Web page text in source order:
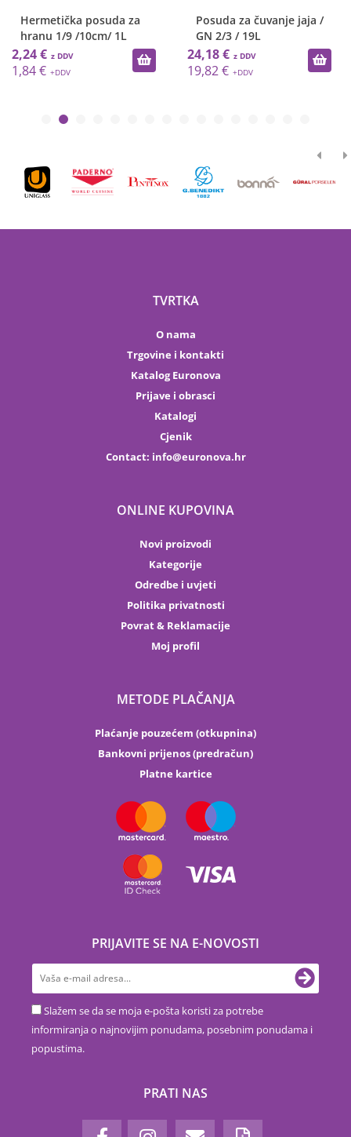
Hermetička posuda za
hranu 1/9 /10cm/ 1L
2,24 €
1,84 €
Posuda za čuvanje jaja /
GN 2/3 / 19L
24,18 €
19,82 €
TVRTKA
O nama
Trgovine i kontakti
Katalog Euronova
Prijave i obrasci
Katalogi
Cjenik
Contact: info euronova.hr
ONLINE KUPOVINA
Novi proizvodi
Kategorije
Odredbe i uvjeti
Politika privatnosti
Povrat & Reklamacije
Moj profil
METODE PLAČANJA
Plaćanje pouzećem (otkupnina)
Bankovni prijenos (predračun)
Platne kartice
PRIJAVITE SE NA E-NOVOSTI
Slažem se da se moja e-pošta koristi za potrebe
informiranja o najnovijim ponudama, posebnim ponudama i
popustima.
PRATI NAS